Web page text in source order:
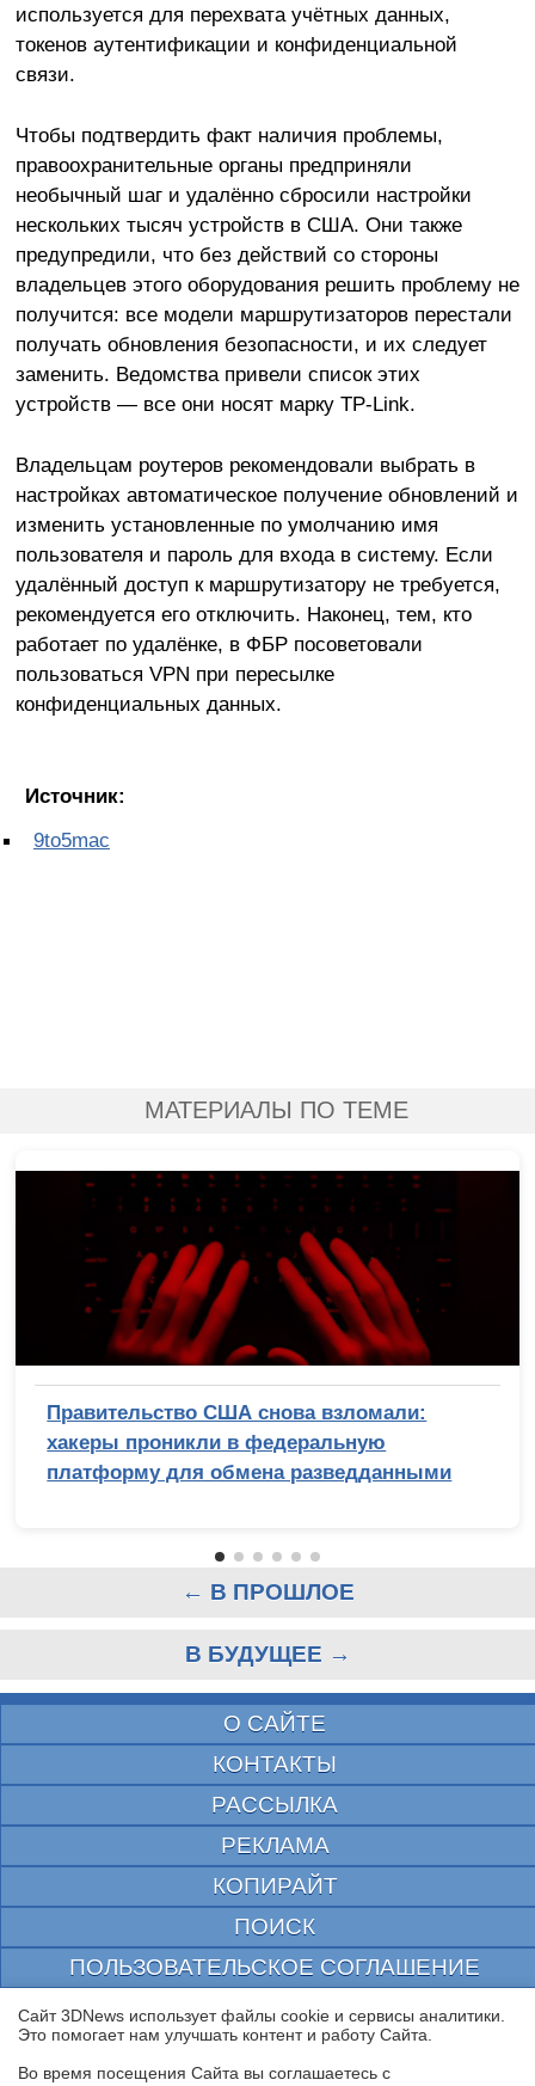
используется для перехвата учётных данных,
токенов аутентификации и конфиденциальной
связи.
Чтобы подтвердить факт наличия проблемы,
правоохранительные органы предприняли
необычный шаг и удалённо сбросили настройки
нескольких тысяч устройств в США. Они также
предупредили, что без действий со стороны
владельцев этого оборудования решить проблему не
получится: все модели маршрутизаторов перестали
получать обновления безопасности, и их следует
заменить. Ведомства привели список этих
устройств — все они носят марку TP-Link.
Владельцам роутеров рекомендовали выбрать в
настройках автоматическое получение обновлений и
изменить установленные по умолчанию имя
пользователя и пароль для входа в систему. Если
удалённый доступ к маршрутизатору не требуется,
рекомендуется его отключить. Наконец, тем, кто
работает по удалёнке, в ФБР посоветовали
пользоваться VPN при пересылке
конфиденциальных данных.
Источник:
9to5mac
МАТЕРИАЛЫ ПО ТЕМЕ
Правительство США снова взломали:
хакеры проникли в федеральную
платформу для обмена разведданными
← В ПРОШЛОЕ
В БУДУЩЕЕ →
О САЙТЕ
КОНТАКТЫ
РАССЫЛКА
РЕКЛАМА
КОПИРАЙТ
ПОИСК
ПОЛЬЗОВАТЕЛЬСКОЕ СОГЛАШЕНИЕ
ЗАЩИЩЕНО CURATOR
© 1997—2026 Электронное периодическое издание "3ДНьюс" | Свидетельство о
выдано Федеральной Службой по надзору за соблюдением законодательства в сфере
Сайт 3DNews использует файлы cookie и сервисы аналитики.
Это помогает нам улучшать контент и работу Cайта.
Во время посещения Cайта вы соглашаетесь с